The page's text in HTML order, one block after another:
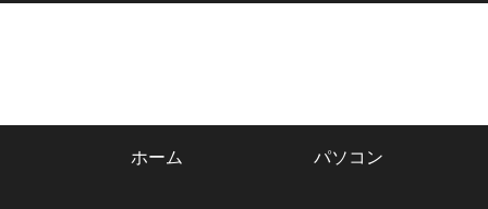
ホーム パソコン